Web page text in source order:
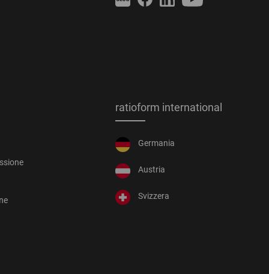
ratioform international
Germania
Austria
Svizzera